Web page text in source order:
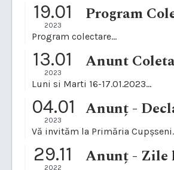
19.01
2023
Program
Program colectare...
13.01
2023
Anunt
Luni si Marti 16-17.01.2023...
04.01
2023
Anunț -
Vă invităm la Primăria
29.11
2022
Anunț - Zile